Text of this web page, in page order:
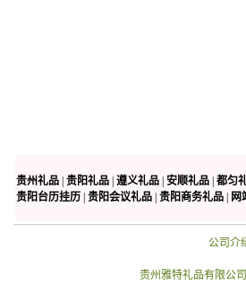
贵州礼品 贵阳礼品 遵义礼品 安顺礼品 都匀
贵阳台历挂历 贵阳会议礼品 贵阳商务礼品 网
公司介
贵州雅特礼品有限公